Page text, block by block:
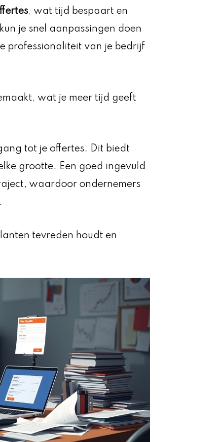
, wat tijd bespaart en
je snel aanpassingen doen
professionaliteit van je bedrijf
wat je meer tijd geeft
tot je offertes. Dit biedt
grootte. Een goed ingevuld
waardoor ondernemers
tevreden houdt en